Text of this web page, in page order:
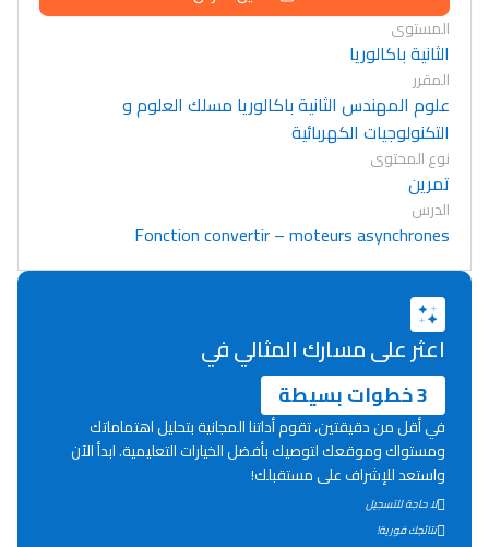
Lycée Maroc
المستوى
الثانية باكالوريا
المقرر
علوم المهندس الثانية باكالوريا مسلك العلوم و
التكنولوجيات الكهربائية
نوع المحتوى
تمرين
الدرس
Fonction convertir – moteurs asynchrones
اعثر على مسارك المثالي في
3 خطوات بسيطة
في أقل من دقيقتين، تقوم أداتنا المجانية بتحليل اهتماماتك
ومستواك وموقعك لتوصيك بأفضل الخيارات التعليمية. ابدأ الآن
واستعد للإشراف على مستقبلك!
لا حاجة للتسجيل
نتائجك فورية!